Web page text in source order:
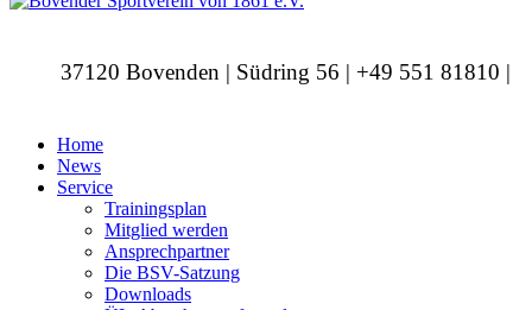
37120 Bovenden | Südring 56 | +49 551 81810 |
Home
News
Service
Trainingsplan
Mitglied werden
Ansprechpartner
Die BSV-Satzung
Downloads